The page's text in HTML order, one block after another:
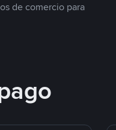
de comercio para